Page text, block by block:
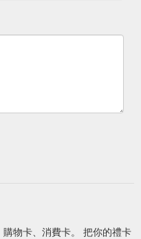
物卡、消費卡。 把你的禮卡